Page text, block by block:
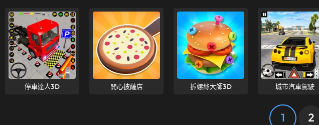
停車達人3D 開心披薩店 拆螺絲大師3D 城市汽車駕駛
1 2